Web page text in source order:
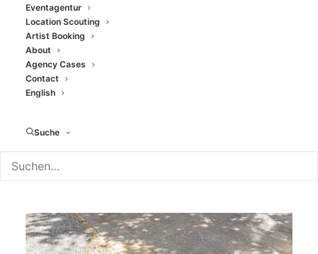
Eventagentur
Location Scouting
Artist Booking
About
Agency Cases
Contact
English
Suche